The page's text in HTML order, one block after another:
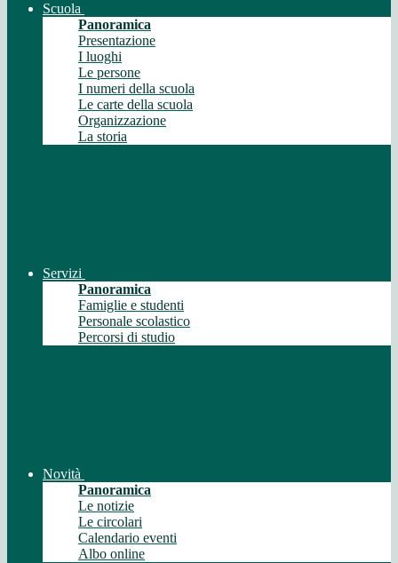
Scuola
Panoramica
Presentazione
I luoghi
Le persone
I numeri della scuola
Le carte della scuola
Organizzazione
La storia
Servizi
Panoramica
Famiglie e studenti
Personale scolastico
Percorsi di studio
Novità
Panoramica
Le notizie
Le circolari
Calendario eventi
Albo online